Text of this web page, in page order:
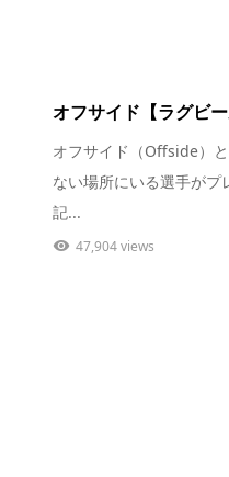
オフサイド【ラグビー
オフサイド（Offside）
ない場所にいる選手が
記...
47,904 views